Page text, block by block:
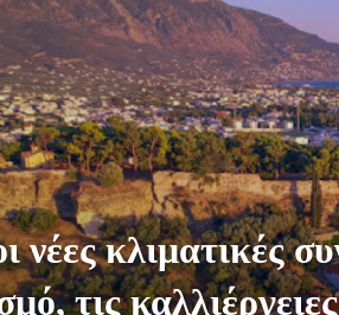
νέες κλιματικές
τις